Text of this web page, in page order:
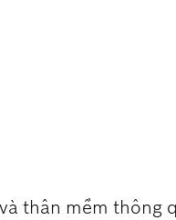
thân mềm thông